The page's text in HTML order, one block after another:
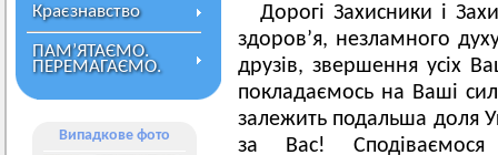
Краєзнавство
ПАМ’ЯТАЄМО.
ПЕРЕМАГАЄМО.
Випадкове фото
Дорогі Захисники і
здоров’я, незламного
друзів, звершення усіх
покладаємось на Ваші
залежить подальша доля
за Вас!